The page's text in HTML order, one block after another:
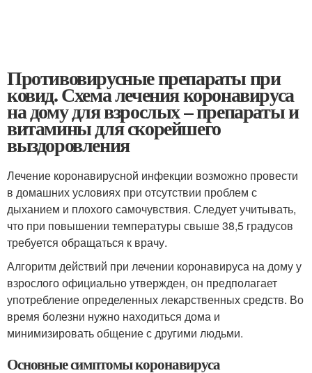
Противовирусные препараты при
ковид. Схема лечения коронавируса
на дому для взрослых – препараты и
витамины для скорейшего
выздоровления
Лечение коронавирусной инфекции возможно провести
в домашних условиях при отсутствии проблем с
дыханием и плохого самочувствия. Следует учитывать,
что при повышении температуры свыше 38,5 градусов
требуется обращаться к врачу.
Алгоритм действий при лечении коронавируса на дому у
взрослого официально утвержден, он предполагает
употребление определенных лекарственных средств. Во
время болезни нужно находиться дома и
минимизировать общение с другими людьми.
Основные симптомы коронавируса